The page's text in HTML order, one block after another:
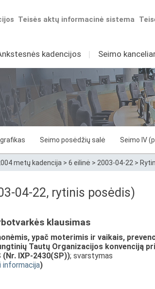
Teisės aktų informacinė sistema
kadencijos I Seimo
grafikas Seimo posėdžių salė Seimo IV
metų kadencija > 6 eilinė > 2003-04-22 >
04-22, rytinis posėdis)
klausimas
ypač moterimis ir vaikais,
Tautų Organizacijos konvenciją
(Nr. IXP-2430(SP)); svarstymas
informacija)